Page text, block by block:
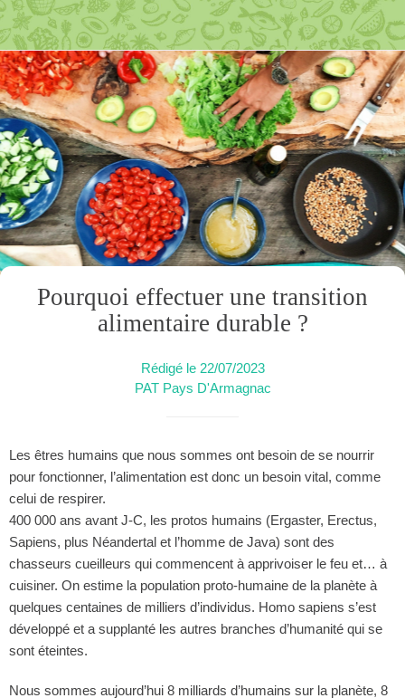
Pourquoi effectuer une transition
alimentaire durable ?
Rédigé le 22/07/2023
PAT Pays D'Armagnac
Les êtres humains que nous sommes ont besoin de se nourrir
pour fonctionner, l’alimentation est donc un besoin vital, comme
celui de respirer.
400 000 ans avant J-C, les protos humains (Ergaster, Erectus,
Sapiens, plus Néandertal et l’homme de Java) sont des
chasseurs cueilleurs qui commencent à apprivoiser le feu et… à
cuisiner. On estime la population proto-humaine de la planète à
quelques centaines de milliers d’individus. Homo sapiens s’est
développé et a supplanté les autres branches d’humanité qui se
sont éteintes.
Nous sommes aujourd’hui 8 milliards d’humains sur la planète, 8